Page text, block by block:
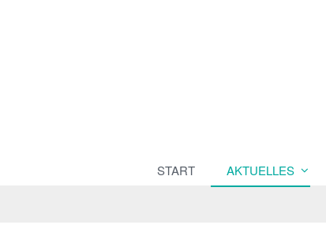
START AKTUELLES